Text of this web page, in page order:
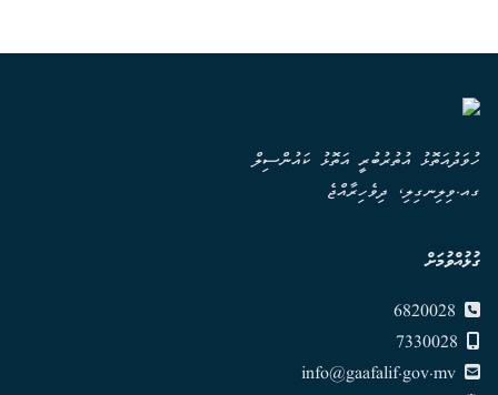
ހުވަދުއަތޮޅު އުތުރުބުރީ އަތޮޅު ކައުންސިލް
ގއ.ވިލިނގިލި، ދިވެހިރާއްޖެ
ގުޅުއްވުމަށް
info@gaafalif.gov.mv